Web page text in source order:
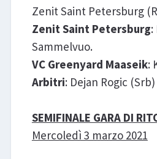
Zenit Saint Petersburg
Zenit Saint Petersburg:
Sammelvuo.
VC Greenyard Maaseik:
Arbitri: Dejan Rogic
SEMIFINALE GARA DI
Mercoledì 3 marzo 2021